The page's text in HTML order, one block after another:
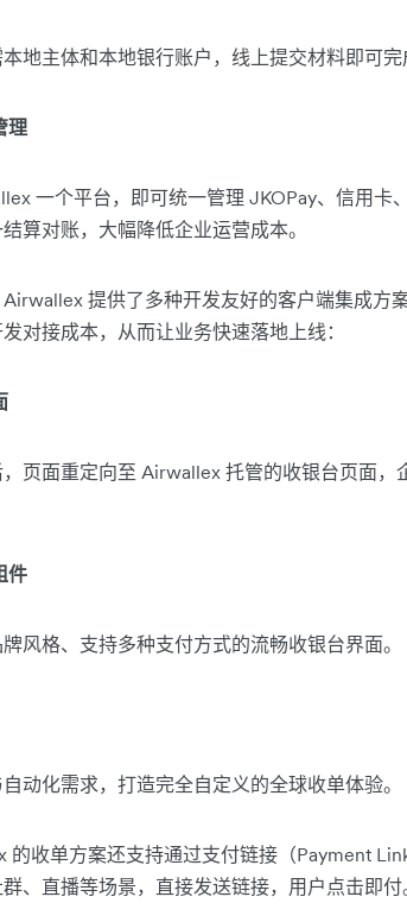
地主体和本地银行账户，线上提交材料即可完
理
一个平台，即可统一管理 JKOPay、信用卡
算对账，大幅降低企业运营成本。
提供了多种开发友好的客户端集成方
对接成本，从而让业务快速落地上线：
页面重定向至 Airwallex 托管的收银台页面，
件
风格、支持多种支付方式的流畅收银台界面。
动化需求，打造完全自定义的全球收单体验。
的收单方案还支持通过支付链接（Payment
、直播等场景，直接发送链接，用户点击即付